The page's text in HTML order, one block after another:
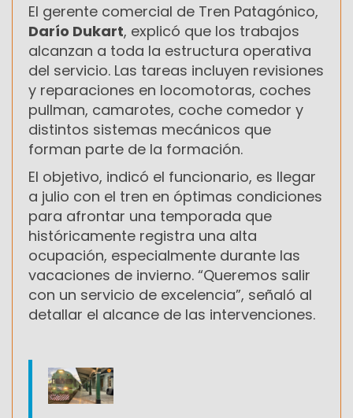
El gerente comercial de Tren Patagónico,
Darío Dukart, explicó que los trabajos
alcanzan a toda la estructura operativa
del servicio. Las tareas incluyen revisiones
y reparaciones en locomotoras, coches
pullman, camarotes, coche comedor y
distintos sistemas mecánicos que
forman parte de la formación.
El objetivo, indicó el funcionario, es llegar
a julio con el tren en óptimas condiciones
para afrontar una temporada que
históricamente registra una alta
ocupación, especialmente durante las
vacaciones de invierno. “Queremos salir
con un servicio de excelencia”, señaló al
detallar el alcance de las intervenciones.